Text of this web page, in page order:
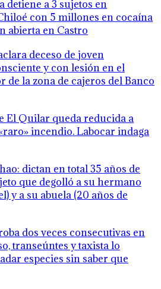
detiene a 3 sujetos en
con 5 millones en cocaína
abierta en Castro
deceso de joven
y con lesión en el
de la zona de cajeros del Banco
El Quilar queda reducida a
incendio. Labocar indaga
dictan en total 35 años de
que degolló a su hermano
y a su abuela (20 años de
dos veces consecutivas en
transeúntes y taxista lo
especies sin saber que